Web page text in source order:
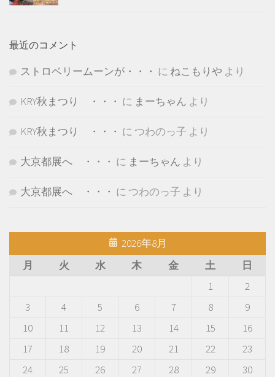
最近のコメント
ストロベリームーンが・・・ に ねこもりや より
KRY秋まつり ・・・ に まーちゃん より
KRY秋まつり ・・・ に つわのっ子 より
大京都展へ ・・・ に まーちゃん より
大京都展へ ・・・ に つわのっ子 より
2026年8月
月
火 水 木 金 土
日
1
2
3
4 5 6 7 8
9
10
11 12 13 14 15
16
17
18 19 20 21 22
23
24
25 26 27 28 29
30